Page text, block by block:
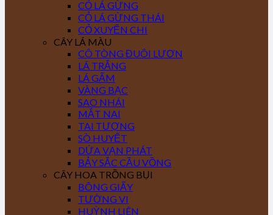
CỎ LÁ GỪNG
CỎ LÁ GỪNG THÁI
CỎ XUYẾN CHI
CÂY LÁ MÀU
CÔ TÒNG ĐUÔI LƯƠN
LÁ TRẮNG
LÁ GẤM
VÀNG BẠC
SAO NHÁI
MẮT NAI
TAI TƯỢNG
SÒ HUYẾT
DỨA VẠN PHÁT
BẢY SẮC CẦU VỒNG
CÂY HOA TRỒNG BỤI
BÔNG GIẤY
TƯỜNG VI
HUỲNH LIÊN